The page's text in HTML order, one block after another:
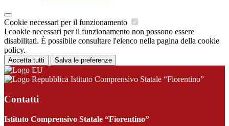
Cookie necessari per il funzionamento
I cookie necessari per il funzionamento non possono essere
disabilitati. È possibile consultare l'elenco nella pagina della cookie
policy.
Accetta tutti Salva le preferenze
Istituto Comprensivo Statale “Fiorentino”
Contatti
Istituto Comprensivo Statale “Fiorentino”